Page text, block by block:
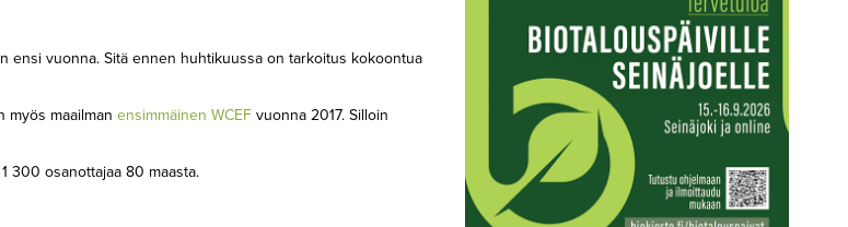
ensi vuonna. Sitä ennen huhtikuussa on tarkoitus kokoontua
myös maailman ensimmäinen WCEFvuonna 2017. Silloin
300 osanottajaa 80 maasta.